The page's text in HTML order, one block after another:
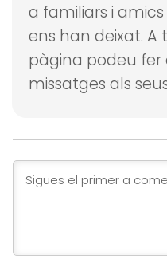
a familiars i
ens han deixat. A
pàgina podeu fer
missatges als